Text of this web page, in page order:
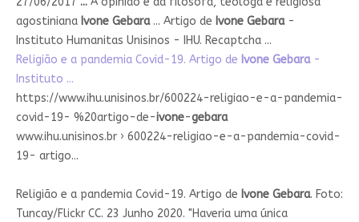
agostiniana Ivone Gebara... Artigo de Ivone Gebara-
Instituto Humanitas Unisinos - IHU. Recaptcha ...
Religião e a pandemia Covid-19. Artigo de Ivone Gebara-
Instituto ...
https://www.ihu.unisinos.br/600224-religiao-e-a-pandemia-
covid-19- %20artigo-de-ivone-gebara
www.ihu.unisinos.br › 600224-religiao-e-a-pandemia-covid-
19- artigo...
Religião e a pandemia Covid-19. Artigo de Ivone Gebara. Foto:
Tuncay/Flickr CC. 23 Junho 2020. "Haveria uma única